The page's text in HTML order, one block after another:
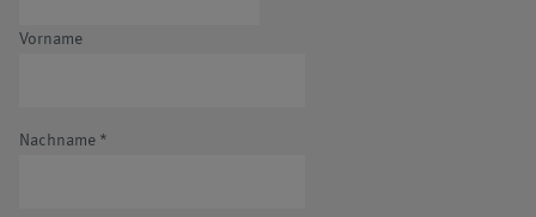
Vorname
Nachname *